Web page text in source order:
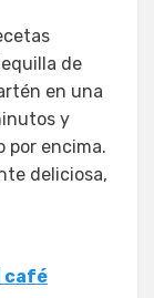
de
en una
y
por encima.
deliciosa,
café